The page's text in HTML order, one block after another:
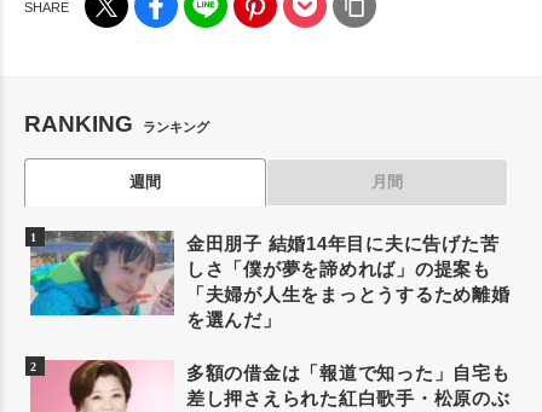
RANKING ランキング
週間 月間
金田朋子 結婚14年目に夫に告げた苦
しさ「僕が夢を諦めれば」の提案も
「夫婦が人生をまっとうするため離婚
を選んだ」
多額の借金は「報道で知った」自宅も
差し押さえられた紅白歌手・松原のぶ